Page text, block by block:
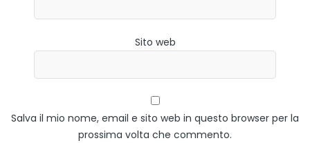
Sito web
Salva il mio nome, email e sito web in questo browser per la
prossima volta che commento.